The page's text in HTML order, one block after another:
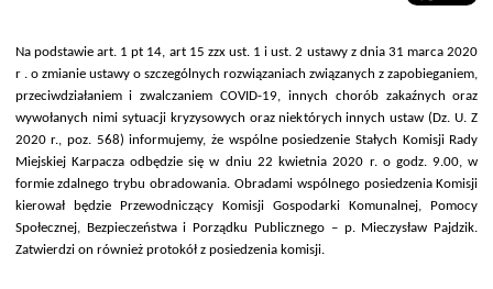
Na podstawie art. 1 pt 14, art 15 zzx ust. 1 i ust. 2 ustawy z dnia 31 marca 2020
r . o zmianie ustawy o szczególnych rozwiązaniach związanych z zapobieganiem,
przeciwdziałaniem i zwalczaniem COVID-19, innych chorób zakaźnych oraz
wywołanych nimi sytuacji kryzysowych oraz niektórych innych ustaw (Dz. U. Z
2020 r., poz. 568)informujemy, że wspólne posiedzenie Stałych Komisji Rady
Miejskiej Karpacza odbędzie się w dniu 22 kwietnia 2020 r. o godz. 9.00, w
formie zdalnego trybu obradowania. Obradami wspólnego posiedzenia Komisji
kierował będzie Przewodniczący Komisji Gospodarki Komunalnej, Pomocy
Społecznej, Bezpieczeństwa i Porządku Publicznego – p. Mieczysław Pajdzik.
Zatwierdzi on również protokół z posiedzenia komisji.